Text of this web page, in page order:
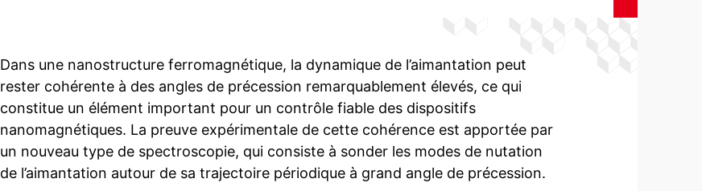
Dans une nanostructure ferromagnétique, la dynamique de l’aimantation peut
rester cohérente à des angles de précession remarquablement élevés, ce qui
constitue un élément important pour un contrôle fiable des dispositifs
nanomagnétiques. La preuve expérimentale de cette cohérence est apportée par
un nouveau type de spectroscopie, qui consiste à sonder les modes de nutation
de l’aimantation autour de sa trajectoire périodique à grand angle de précession.